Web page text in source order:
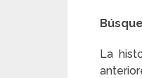
La